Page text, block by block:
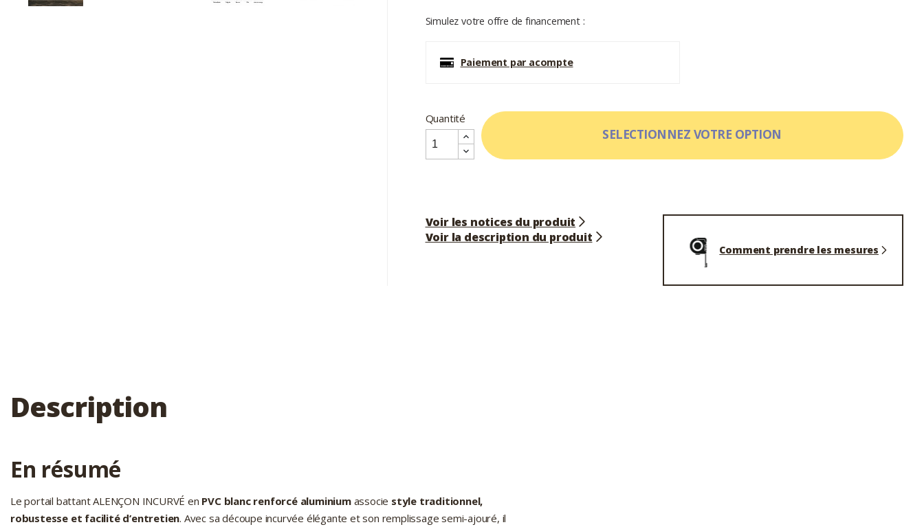
Simulez votre offre de financement :
Paiement par acompte
Quantité
SELECTIONNEZ VOTRE OPTION
Voir les notices du produit
Voir la description du produit
Comment prendre les mesures
Description
En résumé
Le portail battant ALENÇON INCURVÉ en PVC blanc renforcé aluminiumassocie style traditionnel,
robustesse et facilité d’entretien. Avec sa découpe incurvée élégante et son remplissage semi-ajouré, il